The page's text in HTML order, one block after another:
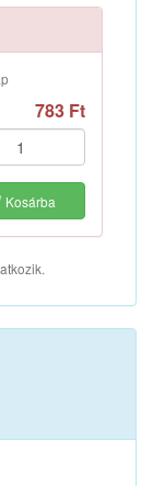
783 Ft
Kosárba